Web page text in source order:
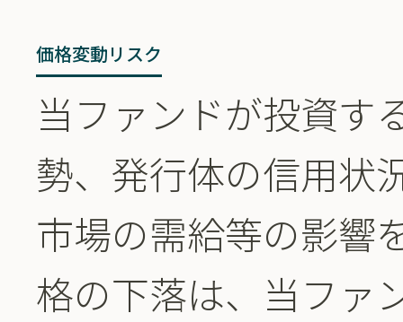
価格変動リスク
当ファンドが投資す
勢、発行体の信用状
市場の需給等の影響
格の下落は、当ファ